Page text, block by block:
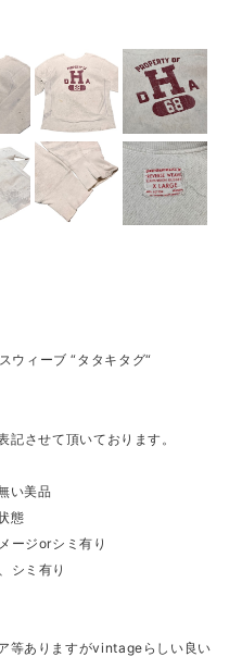
ウィーブ “タタキタグ“
させて頂いております。
い美品
態
ージorシミ有り
シミ有り
等ありますがvintageらしい良い